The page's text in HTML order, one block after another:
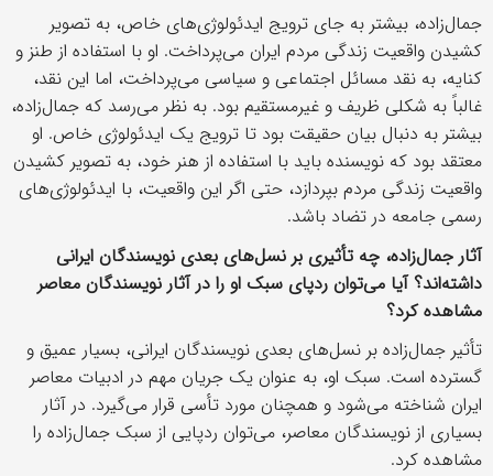
جمال‌زاده، بیشتر به جای ترویج ایدئولوژی‌های خاص، به تصویر
کشیدن واقعیت زندگی مردم ایران می‌پرداخت. او با استفاده از طنز و
کنایه، به نقد مسائل اجتماعی و سیاسی می‌پرداخت، اما این نقد،
غالباً به شکلی ظریف و غیرمستقیم بود. به نظر می‌رسد که جمال‌زاده،
بیشتر به دنبال بیان حقیقت بود تا ترویج یک ایدئولوژی خاص. او
معتقد بود که نویسنده باید با استفاده از هنر خود، به تصویر کشیدن
واقعیت زندگی مردم بپردازد، حتی اگر این واقعیت، با ایدئولوژی‌های
رسمی جامعه در تضاد باشد.
آثار جمال‌زاده، چه تأثیری بر نسل‌های بعدی نویسندگان ایرانی
داشته‌اند؟ آیا می‌توان ردپای سبک او را در آثار نویسندگان معاصر
مشاهده کرد؟
تأثیر جمال‌زاده بر نسل‌های بعدی نویسندگان ایرانی، بسیار عمیق و
گسترده است. سبک او، به عنوان یک جریان مهم در ادبیات معاصر
ایران شناخته می‌شود و همچنان مورد تأسی قرار می‌گیرد. در آثار
بسیاری از نویسندگان معاصر، می‌توان ردپایی از سبک جمال‌زاده را
مشاهده کرد.